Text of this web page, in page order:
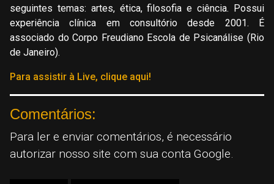
seguintes temas: artes, ética, filosofia e ciência. Possui
experiência clínica em consultório desde 2001. É
associado do Corpo Freudiano Escola de Psicanálise (Rio
de Janeiro).
Para assistir à Live, clique aqui!
Comentários:
Para ler e enviar comentários, é necessário
autorizar nosso site com sua conta Google.